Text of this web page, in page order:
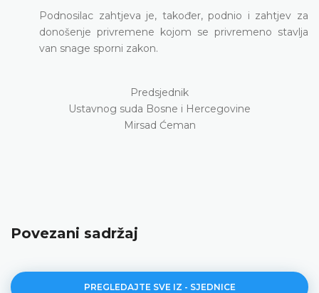
Podnosilac zahtjeva je, također, podnio i zahtjev za
donošenje privremene kojom se privremeno stavlja
van snage sporni zakon.
Predsjednik
Ustavnog suda Bosne i Hercegovine
Mirsad Ćeman
Povezani sadržaj
PREGLEDAJTE SVE IZ - SJEDNICE